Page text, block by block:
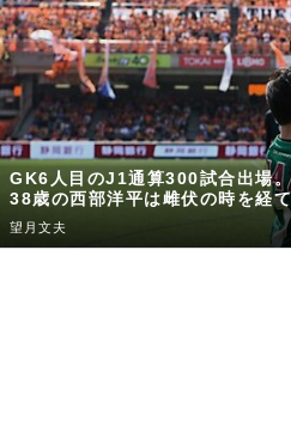
GK6人目のJ1通算300試合出場。
38歳の西部洋平は雌伏の時を経て
望月文夫